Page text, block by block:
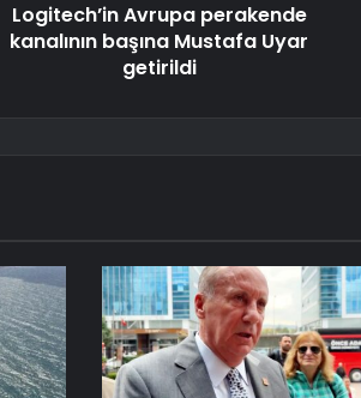
Logitech’in Avrupa perakende
kanalının başına Mustafa Uyar
getirildi